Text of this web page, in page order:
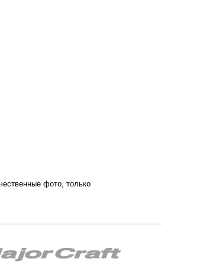
фото, только